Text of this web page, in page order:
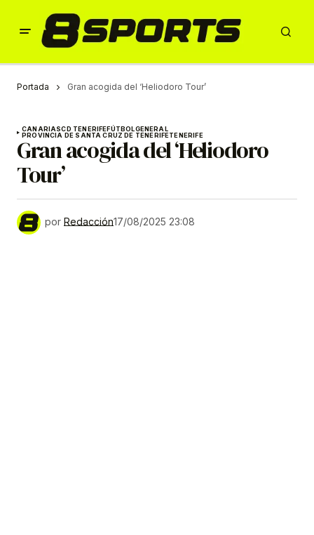
Portada Gran acogida del ‘Heliodoro Tour’
CANARIASCD TENERIFEFÚTBOLGENERAL
PROVINCIA DE SANTA CRUZ DE TENERIFETENERIFE
Gran acogida del ‘Heliodoro
Tour’
por Redacción17/08/2025 23:08